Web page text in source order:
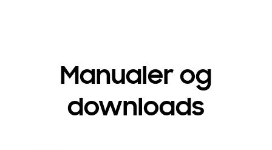
Manualer og
downloads